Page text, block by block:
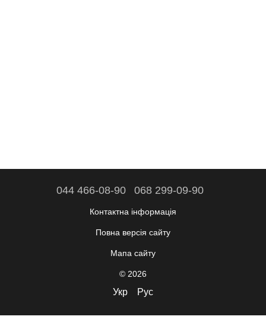
044 466-08-90 068 299-09-90
Контактна інформація
Повна версія сайту
Мапа сайту
© 2026
Укр Рус